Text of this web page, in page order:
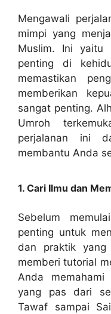
Mengawali
mimpi yang
Muslim. Ini yaitu
penting di
memastikan
memberikan
sangat penting.
Umroh
perjalanan ini
membantu Anda
1. Cari Ilmu dan
Sebelum
penting untuk
dan praktik yang
memberi tutorial
Anda memahami
yang pas dari
Tawaf sampai